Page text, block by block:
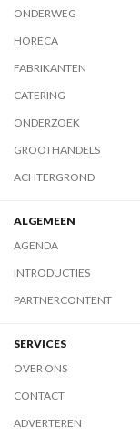
ONDERWEG
HORECA
FABRIKANTEN
CATERING
ONDERZOEK
GROOTHANDELS
ACHTERGROND
ALGEMEEN
AGENDA
INTRODUCTIES
PARTNERCONTENT
SERVICES
OVER ONS
CONTACT
ADVERTEREN